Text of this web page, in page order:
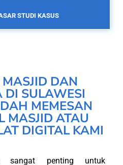
STUDI KASUS
DAN
DI SULAWESI
MEMESAN
MASJID ATAU
DIGITAL KAMI
penting untuk